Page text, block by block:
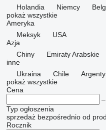
Holandia
Niemcy
pokaż wszystkie
Ameryka
Meksyk
USA
Azja
Chiny
Emiraty Arabskie
inne
Ukraina
Chile
pokaż wszystkie
Cena
–
Typ ogłoszenia
sprzedaż bezpośrednio od
Rocznik